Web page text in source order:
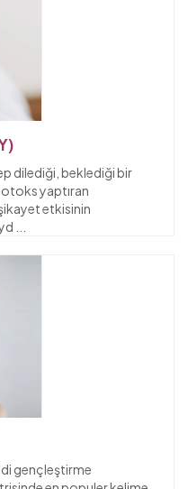
dilediği, beklediği bir
yaptıran
etkisinin
gençleştirme